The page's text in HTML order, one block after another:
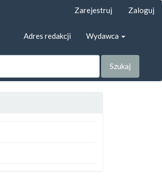
Zarejestruj Zaloguj
Adres redakcji Wydawca
Szukaj